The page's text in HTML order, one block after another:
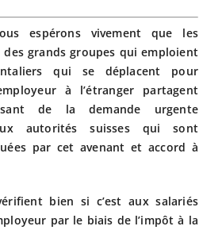
espérons vivement que les
des grands groupes qui emploient
qui se déplacent pour
à l’étranger partagent
de la demande urgente
autorités suisses qui sont
par cet avenant et accord à
bien si c’est aux salariés
par le biais de l’impôt à la